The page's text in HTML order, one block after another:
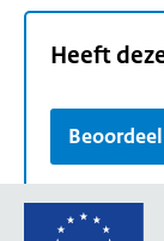
Heeft